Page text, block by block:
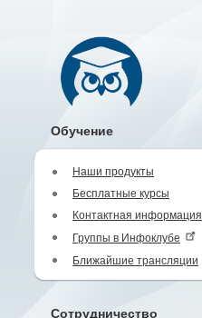
Обучение
Наши продукты
Бесплатные курсы
Контактная информация
Группы в Инфоклубе
Ближайшие трансляции
Сотрудничество